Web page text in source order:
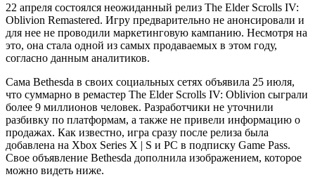
22 апреля состоялся неожиданный релиз The Elder Scrolls IV:
Oblivion Remastered. Игру предварительно не анонсировали и
для нее не проводили маркетинговую кампанию. Несмотря на
это, она стала одной из самых продаваемых в этом году,
согласно данным аналитиков.
Сама Bethesda в своих социальных сетях объявила 25 июля,
что суммарно в ремастер The Elder Scrolls IV: Oblivion сыграли
более 9 миллионов человек. Разработчики не уточнили
разбивку по платформам, а также не привели информацию о
продажах. Как известно, игра сразу после релиза была
добавлена на Xbox Series X | S и PC в подписку Game Pass.
Свое объявление Bethesda дополнила изображением, которое
можно видеть ниже.